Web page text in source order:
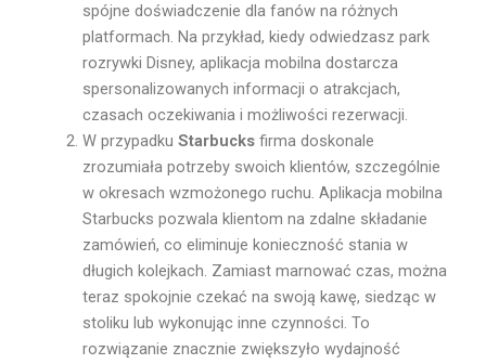
spójne doświadczenie dla fanów na różnych
platformach. Na przykład, kiedy odwiedzasz park
rozrywki Disney, aplikacja mobilna dostarcza
spersonalizowanych informacji o atrakcjach,
czasach oczekiwania i możliwości rezerwacji.
W przypadku Starbucks firma doskonale
zrozumiała potrzeby swoich klientów, szczególnie
w okresach wzmożonego ruchu. Aplikacja mobilna
Starbucks pozwala klientom na zdalne składanie
zamówień, co eliminuje konieczność stania w
długich kolejkach. Zamiast marnować czas, można
teraz spokojnie czekać na swoją kawę, siedząc w
stoliku lub wykonując inne czynności. To
rozwiązanie znacznie zwiększyło wydajność